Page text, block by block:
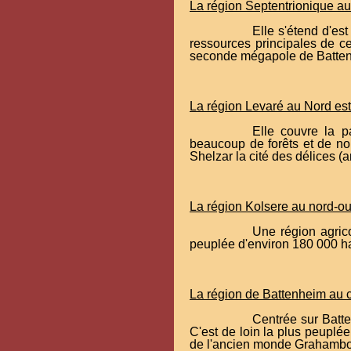
La région Septentrionique
Elle s'étend
ressources principales de
seconde mégapole de
La région Levaré au Nord
Elle couvre la
beaucoup de forêts et de
Shelzar la cité des délices
La région Kolsere au nord-
Une région
peuplée d'environ 180 000
La région de Battenheim au
Centrée sur
C'est de loin la plus
de l'ancien monde